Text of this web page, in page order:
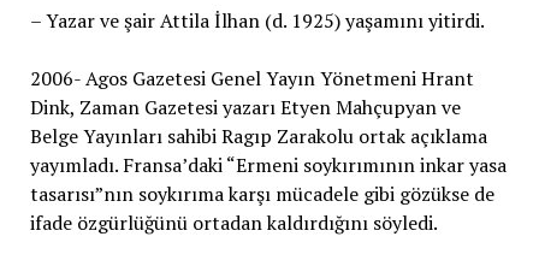
– Yazar ve şair Attila İlhan (d. 1925) yaşamını yitirdi.
2006- Agos Gazetesi Genel Yayın Yönetmeni Hrant
Dink, Zaman Gazetesi yazarı Etyen Mahçupyan ve
Belge Yayınları sahibi Ragıp Zarakolu ortak açıklama
yayımladı. Fransa’daki “Ermeni soykırımının inkar yasa
tasarısı”nın soykırıma karşı mücadele gibi gözükse de
ifade özgürlüğünü ortadan kaldırdığını söyledi.